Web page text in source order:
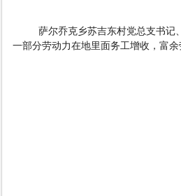
萨尔乔克乡苏吉东村党总支书记
一部分劳动力在地里面务工增收，富